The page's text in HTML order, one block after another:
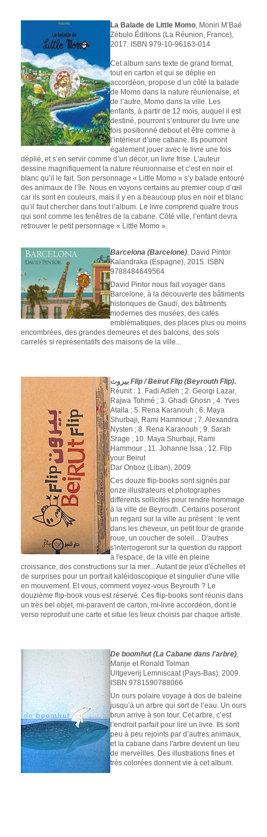
La Balade de Little Momo, Moniri M’Baé
Zébulo Éditions (La Réunion, France),
2017. ISBN 979-10-96163-014
Cet album sans texte de grand format,
tout en carton et qui se déplie en
accordéon, propose d’un côté la balade
de Momo dans la nature réunionaise, et
de l’autre, Momo dans la ville. Les
enfants, à partir de 12 mois, auquel il est
destiné, pourront s’entourer du livre une
fois positionné debout et être comme à
l’intérieur d’une cabane. Ils pourront
également jouer avec le livre une fois
déplié, et s’en servir comme d’un décor, un livre frise. L’auteur
dessine magnifiquement la nature réunionnaise et c’est en noir et
blanc qu’il le fait. Son personnage « Little Momo » s’y balade entouré
des animaux de l’île. Nous en voyons certains au premier coup d’œil
car ils sont en couleurs, mais il y en a beaucoup plus en noir et blanc
qu’il faut chercher dans tout l’album. Le livre comprend quatre trous
qui sont comme les fenêtres de la cabane. Côté ville, l’enfant devra
retrouver le petit personnage « Little Momo ».
Barcelona (Barcelone), David Pintor
Kalandraka (Espagne), 2015. ISBN
9788484649564
David Pintor nous fait voyager dans
Barcelone, à la découverte des bâtiments
historiques de Gaudí, des bâtiments
modernes des musées, des cafés
emblématiques, des places plus ou moins
encombrées, des grandes demeures et des balcons, des sols
carrelés si représentatifs des maisons de la ville...
بيروت Flip / Beirut Flip (Beyrouth Flip).
Réunit : 1. Fadi Adleh ; 2. Georgi Lazar,
Rajwa Tohmé ; 3. Ghadi Ghosn ; 4. Yves
Atalla ; 5. Rena Karanouh ; 6. Maya
Shurbaji, Rami Hammour ; 7. Alexandra
Nysten ; 8. Rena Karanouh ; 9. Sarah
Srage ; 10. Maya Shurbaji, Rami
Hammour ; 11. Johanne Issa ; 12. Flip
your Beirut
Dar Onboz (Liban), 2009
Ces douze flip-books sont signés par
onze illustrateurs et photographes
différents sollicités pour rendre hommage
à la ville de Beyrouth. Certains poseront
un regard sur la ville au présent : le vent
dans les cheveux, un petit tour de grande
roue, un coucher de soleil... D'autres
s'interrogeront sur la question du rapport
à l'espace, de la ville en pleine
croissance, des constructions sur la mer... Autant de jeux d'échelles et
de surprises pour un portrait kaléidoscopique et singulier d'une ville
en mouvement. Et vous, comment voyez-vous Beyrouth ? Le
douzième flip-book vous est réservé. Ces flip-books sont réunis dans
un très bel objet, mi-paravent de carton, mi-livre accordéon, dont le
verso reproduit une carte et situe les lieux choisis par chaque artiste.
De boomhut (La Cabane dans l'arbre),
Marije et Ronald Tolman
Uitgeverij Lemniscaat (Pays-Bas), 2009.
ISBN 9781590788066
Un ours polaire voyage à dos de baleine
jusqu’à un arbre qui sort de l’eau. Un ours
brun arrive à son tour. Cet arbre, c’est
l’endroit parfait pour lire un livre. Ils sont
peu à peu rejoints par d’autres animaux,
et la cabane dans l'arbre devient un lieu
de merveilles. Des illustrations fines et
très colorées donnent vie à cet album.